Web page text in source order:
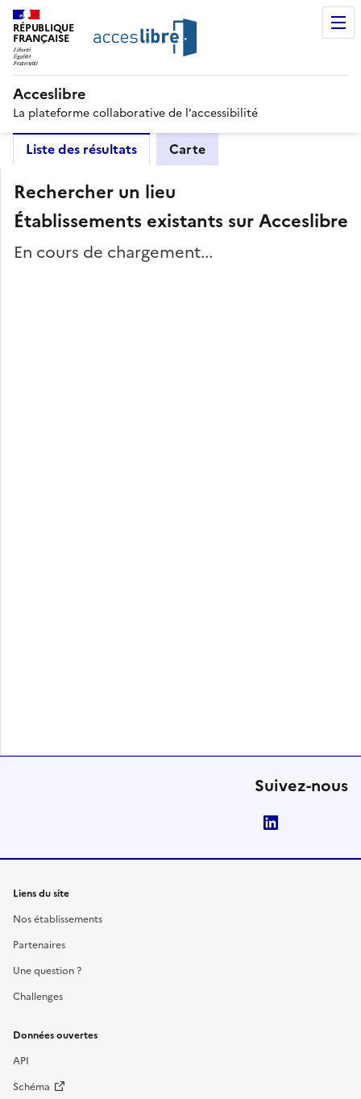
RÉPUBLIQUE
FRANÇAISE
Acceslibre
La plateforme collaborative de l’accessibilité
Liste des résultats Carte
Rechercher un lieu
Établissements existants sur Acceslibre
En cours de chargement...
Suivez-nous
Liens du site
Nos établissements
Partenaires
Une question ?
Challenges
Données ouvertes
API
Schéma